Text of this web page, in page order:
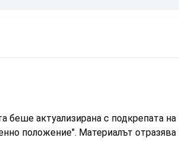
беше актуализирана с
положение". Материалът